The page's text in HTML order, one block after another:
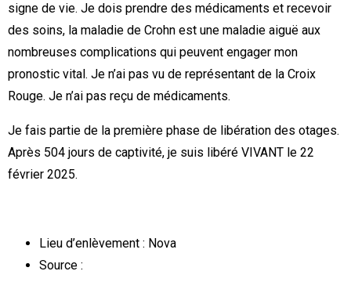
signe de vie. Je dois prendre des médicaments et recevoir
des soins, la maladie de Crohn est une maladie aiguë aux
nombreuses complications qui peuvent engager mon
pronostic vital. Je n’ai pas vu de représentant de la Croix
Rouge. Je n’ai pas reçu de médicaments.
Je fais partie de la première phase de libération des otages.
Après 504 jours de captivité, je suis libéré VIVANT le 22
février 2025.
Lieu d’enlèvement : Nova
Source :